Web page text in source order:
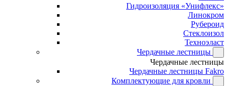
Гидроизоляция «Унифлекс»
Линокром
Рубероид
Стеклоизол
Техноэласт
Чердачные лестницы
Чердачные лестницы
Чердачные лестницы Fakro
Комплектующие для кровли